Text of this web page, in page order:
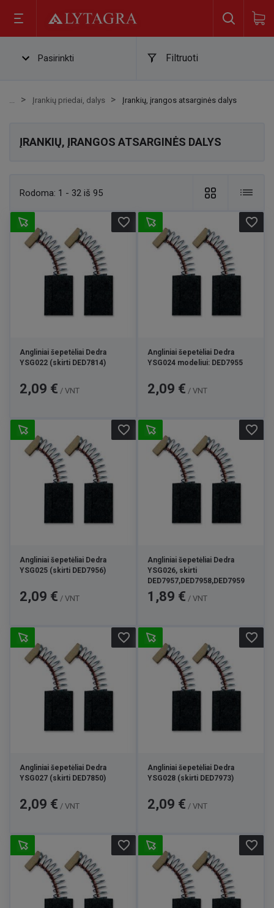
Pasirinkti Filtruoti
Įrankių priedai, dalys Įrankių, įrangos atsarginės dalys
ĮRANKIŲ, ĮRANGOS ATSARGINĖS DALYS
Rodoma: 1 - 32 iš 95
Angliniai šepetėliai Dedra
YSG022 (skirti DED7814)
Kaina
2,09 € / VNT
favorite_border
Angliniai šepetėliai Dedra
YSG024 modeliui: DED7955
Kaina
2,09 € / VNT
favorite_border
Angliniai šepetėliai Dedra
YSG025 (skirti DED7956)
Kaina
2,09 € / VNT
favorite_border
Angliniai šepetėliai Dedra
YSG026, skirti
DED7957,DED7958,DED7959
Kaina
1,89 € / VNT
favorite_border
Angliniai šepetėliai Dedra
YSG027 (skirti DED7850)
Kaina
2,09 € / VNT
favorite_border
Angliniai šepetėliai Dedra
YSG028 (skirti DED7973)
Kaina
2,09 € / VNT
favorite_border
favorite_border favorite_border